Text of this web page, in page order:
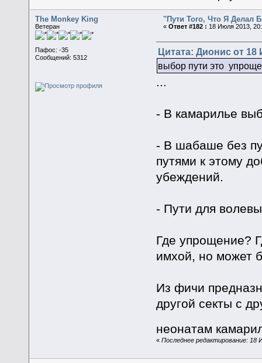
The Monkey King
Ветеран
Пафос: -35
Сообщений: 5312
"Пути Того, Что Я
«Ответ #182 : 18 Июля 2013,
Цитата: Дионис от 18
выбор пути это
...
- В камарилье
- В шабаше без
путями к этому
убеждений.
- Пути для
Где упрощение?
имхой, но может
Из фичи
другой секты с
неонатам
« Последнее редактирование: 18